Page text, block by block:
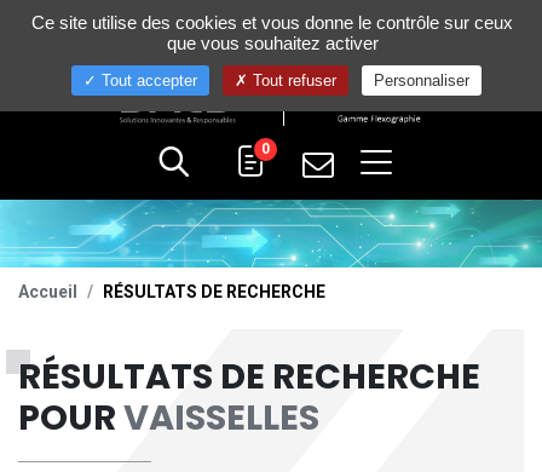
+33 (0)4 75 58 80 10
0
Accueil RÉSULTATS DE RECHERCHE
RÉSULTATS DE RECHERCHE
POURVAISSELLES
Gestion de vos préférences sur les cookies
Ce site utilise des cookies et vous donne le contrôle sur ceux
que vous souhaitez activer
Tout accepter Tout refuser Personnaliser